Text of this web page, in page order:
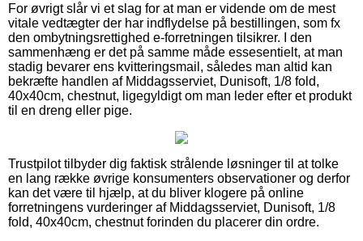
For øvrigt slår vi et slag for at man er vidende om de mest
vitale vedtægter der har indflydelse på bestillingen, som fx
den ombytningsrettighed e-forretningen tilsikrer. I den
sammenhæng er det på samme måde essesentielt, at man
stadig bevarer ens kvitteringsmail, således man altid kan
bekræfte handlen af Middagsserviet, Dunisoft, 1/8 fold,
40x40cm, chestnut, ligegyldigt om man leder efter et produkt
til en dreng eller pige.
Trustpilot tilbyder dig faktisk strålende løsninger til at tolke
en lang række øvrige konsumenters observationer og derfor
kan det være til hjælp, at du bliver klogere på online
forretningens vurderinger af Middagsserviet, Dunisoft, 1/8
fold, 40x40cm, chestnut forinden du placerer din ordre.